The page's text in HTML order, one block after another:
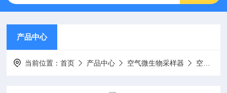
产品中心
当前位置：首页 产品中心 空气微生物采样器 空气微生物（浮游菌）采样器